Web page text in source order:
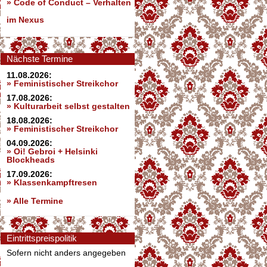
» Code of Conduct – Verhalten
im Nexus
Nächste Termine
11.08.2026:
» Feministischer Streikchor
17.08.2026:
» Kulturarbeit selbst gestalten
18.08.2026:
» Feministischer Streikchor
04.09.2026:
» Oi! Gebroi + Helsinki
Blockheads
17.09.2026:
» Klassenkampftresen
» Alle Termine
Eintrittspreispolitik
Sofern nicht anders angegeben